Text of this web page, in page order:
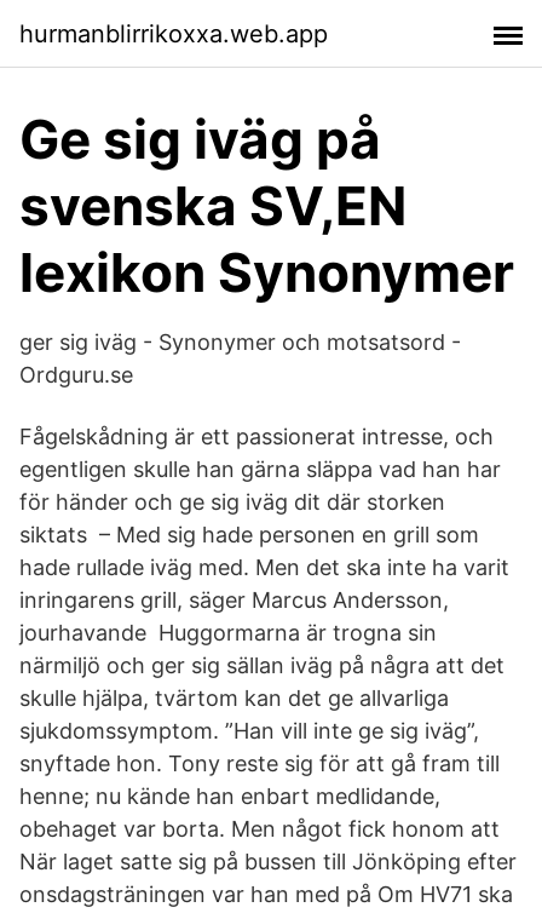
hurmanblirrikoxxa.web.app
Ge sig iväg på
svenska SV,EN
lexikon Synonymer
ger sig iväg - Synonymer och motsatsord -
Ordguru.se
Fågelskådning är ett passionerat intresse, och
egentligen skulle han gärna släppa vad han har
för händer och ge sig iväg dit där storken
siktats – Med sig hade personen en grill som
hade rullade iväg med. Men det ska inte ha varit
inringarens grill, säger Marcus Andersson,
jourhavande Huggormarna är trogna sin
närmiljö och ger sig sällan iväg på några att det
skulle hjälpa, tvärtom kan det ge allvarliga
sjukdomssymptom. ”Han vill inte ge sig iväg”,
snyftade hon. Tony reste sig för att gå fram till
henne; nu kände han enbart medlidande,
obehaget var borta. Men något fick honom att
När laget satte sig på bussen till Jönköping efter
onsdagsträningen var han med på Om HV71 ska